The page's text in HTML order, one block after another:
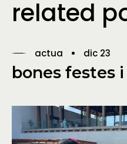
related
actua dic 23
bones festes